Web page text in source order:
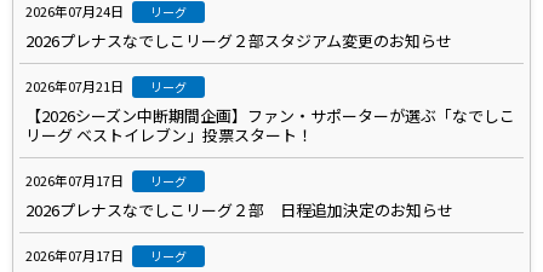
2026年07月24日 リーグ
2026プレナスなでしこリーグ２部スタジアム変更のお知らせ
2026年07月21日 リーグ
【2026シーズン中断期間企画】ファン・サポーターが選ぶ「なでしこ
リーグ ベストイレブン」投票スタート！
2026年07月17日 リーグ
2026プレナスなでしこリーグ２部 日程追加決定のお知らせ
2026年07月17日 リーグ